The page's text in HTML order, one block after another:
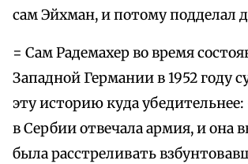
сам Эйхман, и потому подделал
= Сам Радемахер во время
Западной Германии в 1952 году
эту историю куда
в Сербии отвечала армия, и она
была расстреливать